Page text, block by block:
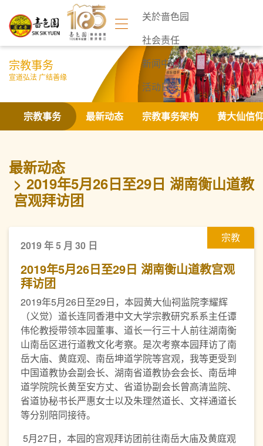
关於啬色园
社会责任
新闻中心
活动日志
联络我们
宗教事务
宣道弘法 广结善缘
宗教事务 最新动态 宗教事务架构 黄大仙信
最新动态
2019年5月26日至29日 湖南衡山道教
宫观拜访团
宗教
2019 年 5 月 30 日
2019年5月26日至29日 湖南衡山道教宫观
拜访团
2019年5月26日至29日，本园黄大仙祠监院李耀辉
（义觉）道长连同香港中文大学宗教研究系系主任谭
伟伦教授带领本园董事、道长一行三十人前往湖南衡
山南岳区进行道教文化考察。是次考察本园拜访了南
岳大庙、黄庭观、南岳坤道学院等宫观，我等更受到
中国道教协会副会长、湖南省道教协会会长、南岳坤
道学院院长黄至安方丈、省道协副会长曾高清监院、
省道协秘书长严惠女士以及朱理然道长、文祥通道长
等分别陪同接待。
5月27日，本园的宫观拜访团前往南岳大庙及黄庭观